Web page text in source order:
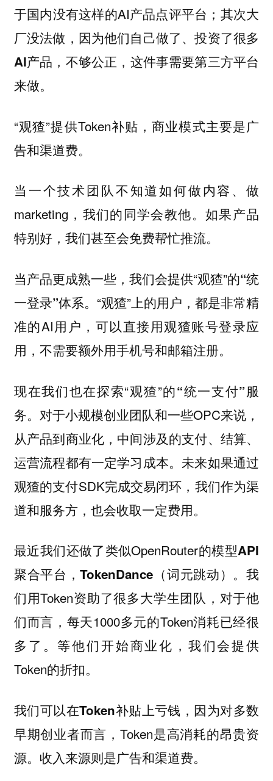
于国内没有这样的AI产品点评平台；其次大
厂没法做，因为他们自己做了、投资了很多
AI产品，不够公正 ，这件事需要第三方平台
来做。
“观猹”提供Token补贴，商业模式主要是广
告和渠道费。
当一个技术团队不知道如何做内容、做
marketing，我们的同学会教他。如果产品
特别好，我们甚至会免费帮忙推流。
当产品更成熟一些，我们会提供“观猹”的“统
一登录”体系。“观猹”上的用户，都是非常精
准的AI用户，可以直接用观猹账号登录应
用，不需要额外用手机号和邮箱注册。
现在我们也在探索“观猹”的“统一支付”服
务。对于小规模创业团队和一些OPC来说，
从产品到商业化，中间涉及的支付、结算、
运营流程都有一定学习成本。未来如果通过
观猹的支付SDK完成交易闭环，我们作为渠
道和服务方，也会收取一定费用。
最近我们还做了类似OpenRouter的模型API
聚合平台，TokenDance（词元跳动） 。我
们用Token资助了很多大学生团队，对于他
们而言，每天1000多元的Token消耗已经很
多了。等他们开始商业化，我们会提供
Token的折扣。
我们可以在Token补贴上亏钱 ，因为对多数
早期创业者而言，Token是高消耗的昂贵资
源。收入来源则是广告和渠道费。